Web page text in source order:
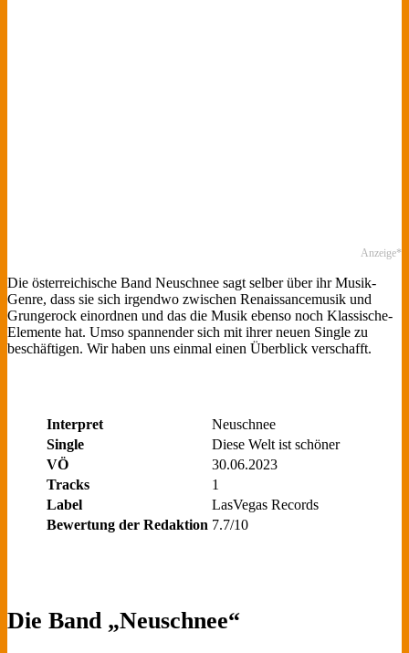
Anzeige*
Die österreichische Band Neuschnee sagt selber über ihr Musik-
Genre, dass sie sich irgendwo zwischen Renaissancemusik und
Grungerock einordnen und das die Musik ebenso noch Klassische-
Elemente hat. Umso spannender sich mit ihrer neuen Single zu
beschäftigen. Wir haben uns einmal einen Überblick verschafft.
Interpret
Neuschnee
Single
Diese Welt ist schöner
VÖ
30.06.2023
Tracks
1
Label
LasVegas Records
Bewertung der Redaktion 7.7/10
Die Band „Neuschnee“